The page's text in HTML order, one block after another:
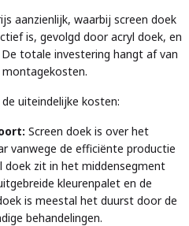
aanzienlijk, waarbij screen doek
is, gevolgd door acryl doek, en
totale investering hangt af van
uiteindelijke kosten:
Screen doek is over het
vanwege de efficiënte productie
doek zit in het middensegment
kleurenpalet en de
is meestal het duurst door de
behandelingen.